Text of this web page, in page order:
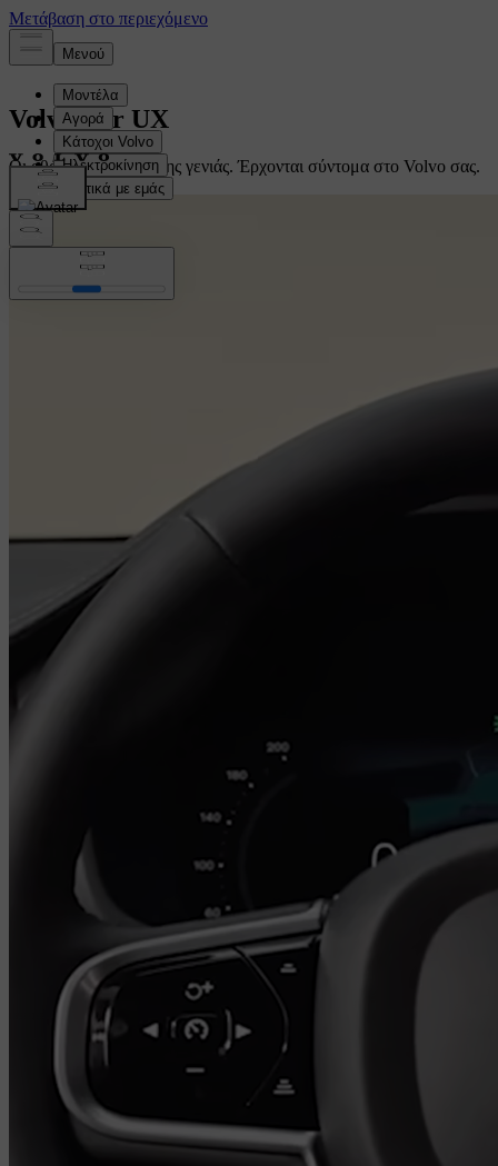
Volvo Car UX
Οι οθόνες μας επόμενης γενιάς. Έρχονται σύντομα στο Volvo σας.